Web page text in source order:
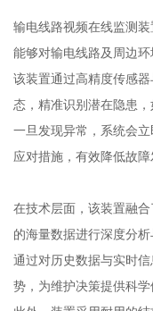
输电线路视频在线监测
能够对输电线路及周边环
该装置通过高精度传感
态，精准识别潜在隐患，
一旦发现异常，系统会
应对措施，有效降低故
在技术层面，该装置融
的海量数据进行深度分析
通过对历史数据与实时
势，为维护决策提供科学